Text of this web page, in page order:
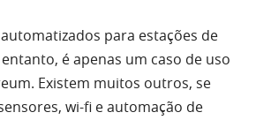
para estações de
é apenas um caso de uso
Existem muitos outros, se
wi-fi e automação de